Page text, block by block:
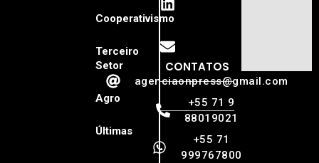
Cooperativismo
Terceiro
Setor
Agro
Últimas
CONTATOS
agenciaonpress@gmail.com
+55 71 9
88019021
+55 71
999767800